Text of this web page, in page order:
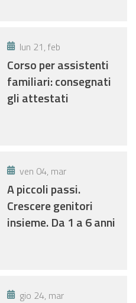
lun 21, feb
Corso per assistenti
familiari: consegnati
gli attestati
ven 04, mar
A piccoli passi.
Crescere genitori
insieme. Da 1 a 6 anni
gio 24, mar